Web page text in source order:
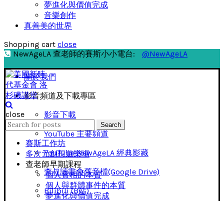
夢進化與價值完成
音樂創作
真善美的世界
Shopping cart close
NewAgeLA 查老師的賽斯小小電台:
@NewAgeLA
關於我們
影音頻道及下載專區
影音下載
YouTube 主要頻道
YouTube NewAgeLA 經典影藏
查叔讀書會舊音檔(Google Drive)
Bilibili (B站)
close
Search
for:
Search
賽斯工作坊
多次元創想遊樂場
查老師早期課程
個人實相的本質
個人與群體事件的本質
夢進化與價值完成